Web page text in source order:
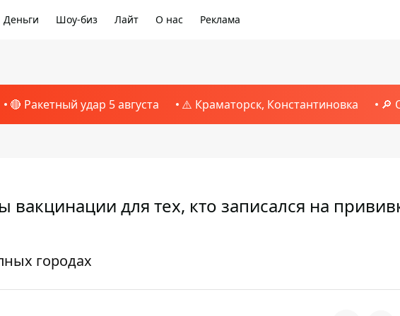
Деньги Шоу-биз Лайт О нас Реклама
🔴 Ракетный удар 5 августа ⚠️ Краматорск, Константиновка 🔎
для тех, кто записался на
городах